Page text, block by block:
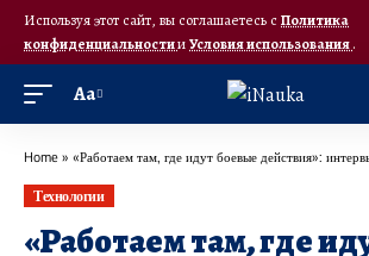
Используя этот сайт, вы соглашаетесь с Политика
конфиденциальностииУсловия использования.
Аа
Home » «Работаем там, где идут боевые действия»: интервью с
Технологии
«Работаем там, где